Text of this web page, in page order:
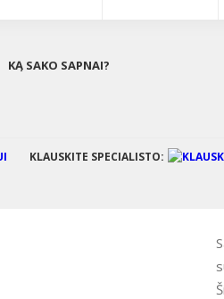
KĄ SAKO SAPNAI?
KLAUSKITE SPECIALISTO:
Sapnų diagnostiką pasiūlė išminčius Aristotelis. Jis